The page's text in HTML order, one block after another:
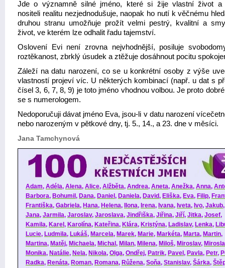
Jde o významně silné jméno, které si žije vlastní život a
nositeli realitu nezjednodušuje, naopak ho nutí k věčnému
druhou stranu umožňuje prožít velmi pestrý, kvalitní a
život, ve kterém lze odhalit řadu tajemství.
Oslovení Evi není zrovna nejvhodnější, posiluje
roztěkanost, zbrklý úsudek a ztěžuje dosáhnout pocitu
Záleží na datu narození, co se u konkrétní osoby z výše
vlastností projeví víc. U některých kombinací (např. u dat s
čísel 3, 6, 7, 8, 9) je toto jméno vhodnou volbou. Je proto
se s numerologem.
Nedoporučuji dávat jméno Eva, jsou-li v datu narození
nebo narozeným v pětkové dny, tj. 5., 14., a 23. dne v měsíci.
Jana Tamchynová
Adam, Adéla, Alena, Alice, Alžběta, Andrea, Aneta, Anežka, Anna,
Barbora, Bohumil , Dana, Daniel , Daniela, David, Eliška, Eva, Filip,
Františka, Gabriela, Hana, Helena, Ilona, Irena, Ivana, Iveta, Ivo, Jakub
Jana, Jarmila, Jaroslav, Jaroslava, Jindřiška, Jiřina, Jiří, Jitka, Josef,
Kamila, Karel , Karolína, Kateřina, Klára, Kristýna, Ladislav, Lenka,
Lucie, Ludmila, Lukáš, Marcela, Marek, Marie, Markéta, Marta, Martin,
Martina, Matěj, Michaela, Michal , Milan, Milena, Miloš, Miroslav,
Monika, Natálie, Nela, Nikola, Olga, Ondřej, Patrik, Pavel , Pavla, Petr,
Radka, Renáta, Roman, Romana, Růžena, Soňa, Stanislav, Šárka,